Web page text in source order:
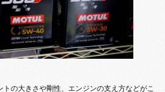
の大きさや剛性、エンジンの支え方などがこ